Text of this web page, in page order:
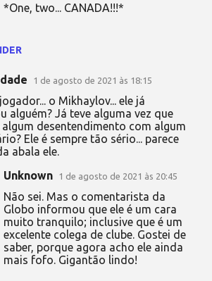
*One, two... CANADA!!!*
1 de agosto de 2021 às 18:15
o Mikhaylov... ele já
alguém? Já teve alguma vez que
algum desentendimento com algum
Ele é sempre tão sério... parece
abala ele.
Unknown 1 de agosto de 2021 às 20:45
Não sei. Mas o comentarista da
Globo informou que ele é um cara
muito tranquilo; inclusive que é um
excelente colega de clube. Gostei de
saber, porque agora acho ele ainda
mais fofo. Gigantão lindo!